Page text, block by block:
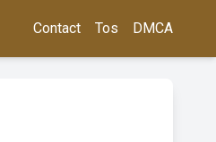
Contact Tos DMCA